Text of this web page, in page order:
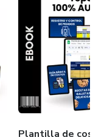
Plantilla de costos